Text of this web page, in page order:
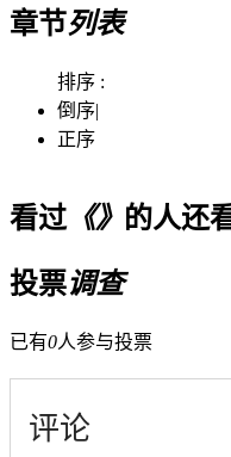
章节列表
排序 :
倒序|
正序
看过《》 的人还
投票调查
已有0人参与投票
评论